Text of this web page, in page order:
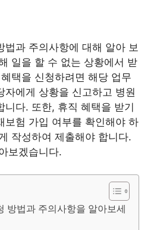
법과 주의사항에 대해 알아 보
일을 할 수 없는 상황에서 받
택을 신청하려면 해당 업무
자에게 상황을 신고하고 병원
니다. 또한, 휴직 혜택을 받기
보험 가입 여부를 확인해야 하
작성하여 제출해야 합니다.
보겠습니다.
방법과 주의사항을 알아보세